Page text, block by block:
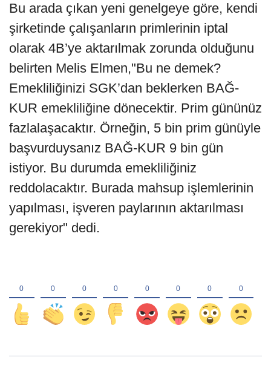
Bu arada çıkan yeni genelgeye göre, kendi
şirketinde çalışanların primlerinin iptal
olarak 4B’ye aktarılmak zorunda olduğunu
belirten Melis Elmen,"Bu ne demek?
Emekliliğinizi SGK’dan beklerken BAĞ-
KUR emekliliğine dönecektir. Prim gününüz
fazlalaşacaktır. Örneğin, 5 bin prim günüyle
başvurduysanız BAĞ-KUR 9 bin gün
istiyor. Bu durumda emekliliğiniz
reddolacaktır. Burada mahsup işlemlerinin
yapılması, işveren paylarının aktarılması
gerekiyor" dedi.